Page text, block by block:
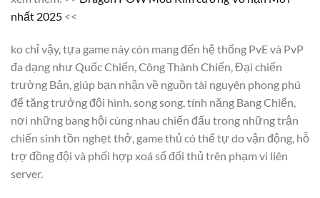
nhất 2025 <<
ko chỉ vậy, tựa game này còn mang đến hệ thống PvE và PvP
đa dạng như Quốc Chiến, Công Thành Chiến, Đại chiến
trường Bản, giúp bạn nhận về nguồn tài nguyên phong phú
để tăng trưởng đội hình. song song, tính năng Bang Chiến,
nơi những bang hội cùng nhau chiến đấu trong những trận
chiến sinh tồn nghẹt thở, game thủ có thể tự do vận động, hỗ
trợ đồng đội và phối hợp xoá sổ đối thủ trên phạm vi liên
server.